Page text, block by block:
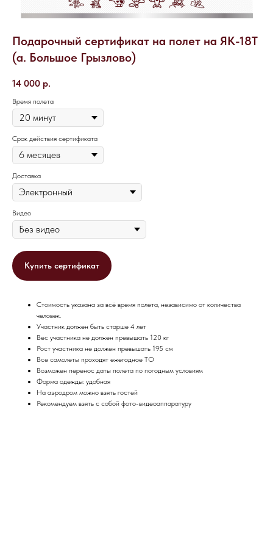
Подарочный сертификат на полет на ЯК-18Т
(а. Большое Грызлово)
14 000 р.
Время полета
Срок действия сертификата
Доставка
Видео
Купить сертификат
Стоимость указана за всё время полета, независимо от количества
человек.
Участник должен быть старше 4 лет
Вес участника не должен превышать 120 кг
Рост участника не должен превышать 195 см
Все самолеты проходят ежегодное ТО
Возможен перенос даты полета по погодным условиям
Форма одежды: удобная
На аэродром можно взять гостей
Рекомендуем взять с собой фото-видеоаппаратуру